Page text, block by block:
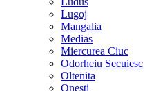
Lugoj
Mangalia
Medias
Miercurea Ciuc
Odorheiu Secuiesc
Oltenita
Onesti